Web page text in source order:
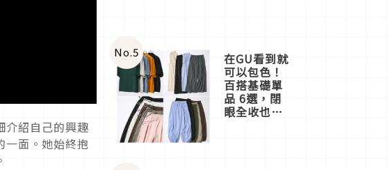
介紹自己的興趣
一面。她始終抱
No.5 在GU看到就
可以包色！
百搭基礎單
品 6選，閉
眼全收也不